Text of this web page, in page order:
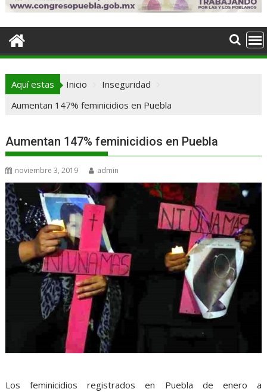
Aquí estas Inicio
Inseguridad
Aumentan 147% feminicidios en Puebla
Aumentan 147% feminicidios en Puebla
noviembre 3, 2019 admin
Los feminicidios registrados en Puebla de enero a